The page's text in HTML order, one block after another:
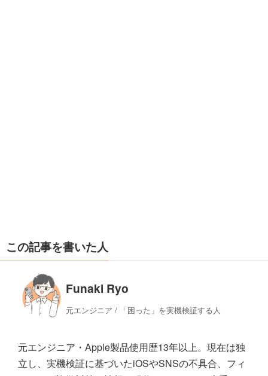
この記事を書いた人
Funaki Ryo
元エンジニア / 「困った」を実機検証する人
元エンジニア・Apple製品使用歴13年以上。現在は独
立し、実機検証に基づいたiOSやSNSの不具合、フィ